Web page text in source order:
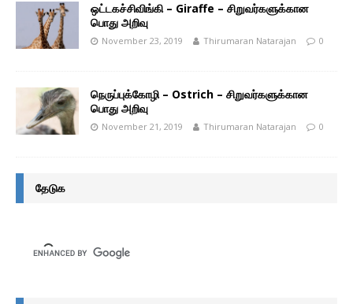
ஒட்டகச்சிவிங்கி – Giraffe – சிறுவர்களுக்கான
பொது அறிவு
November 23, 2019 Thirumaran Natarajan 0
நெருப்புக்கோழி – Ostrich – சிறுவர்களுக்கான
பொது அறிவு
November 21, 2019 Thirumaran Natarajan 0
தேடுக